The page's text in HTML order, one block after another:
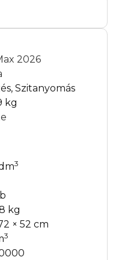
2026
Szitanyomás
kg
3
kg
× 52 cm
3